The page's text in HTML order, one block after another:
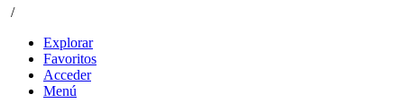
/
Explorar
Favoritos
Acceder
Menú